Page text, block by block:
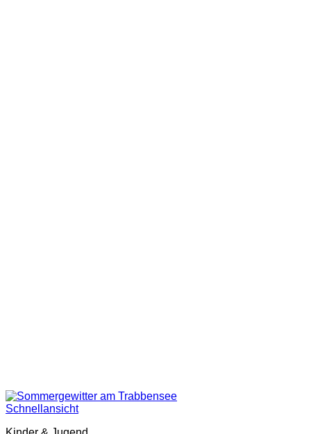
Schnellansicht